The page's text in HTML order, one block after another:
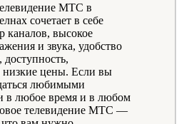
МТС в
сочетает в себе
каналов, высокое
и звука, удобство
доступность,
низкие цены. Если вы
любимыми
в любое время и в любом
телевидение МТС —